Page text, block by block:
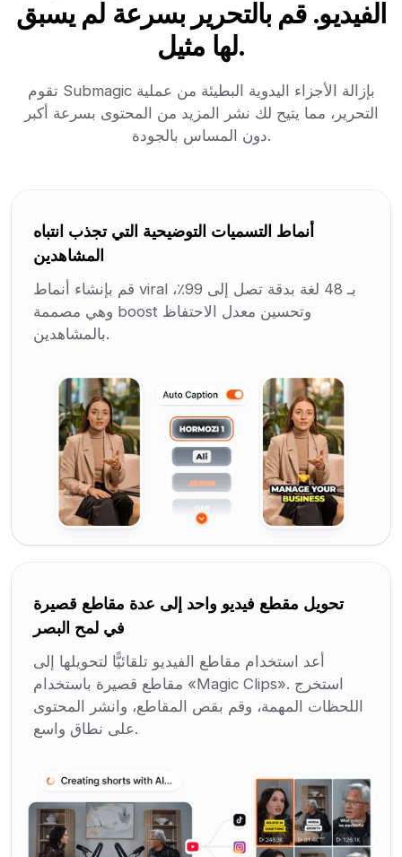
الفيديو. قم بالتحرير بسرعة لم يسبق
لها مثيل.
تقوم Submagic بإزالة الأجزاء اليدوية البطيئة من عملية
التحرير، مما يتيح لك نشر المزيد من المحتوى بسرعة أكبر
دون المساس بالجودة.
أنماط التسميات التوضيحية التي تجذب انتباه
المشاهدين
قم بإنشاء أنماط viral بـ 48 لغة بدقة تصل إلى 99٪،
وهي مصممة boost وتحسين معدل الاحتفاظ
بالمشاهدين.
تحويل مقطع فيديو واحد إلى عدة مقاطع قصيرة
في لمح البصر
أعد استخدام مقاطع الفيديو تلقائيًّا لتحويلها إلى
مقاطع قصيرة باستخدام «Magic Clips». استخرج
اللحظات المهمة، وقم بقص المقاطع، وانشر المحتوى
على نطاق واسع.